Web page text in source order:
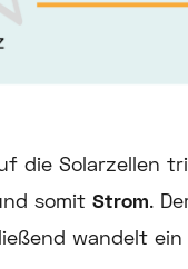
die Solarzellen
somit Strom.
wandelt